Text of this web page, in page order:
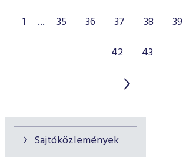
Sajtóközlemények
1 ... 35 36 37 38 39
42
43